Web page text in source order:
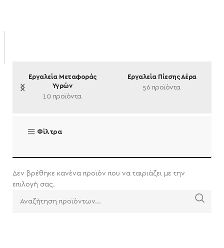
Εργαλεία Μεταφοράς
Υγρών
10 προϊόντα
Εργαλεία Πίεσης Αέρα
56 προϊόντα
Φίλτρα
Δεν βρέθηκε κανένα προϊόν που να ταιριάζει με την
επιλογή σας.